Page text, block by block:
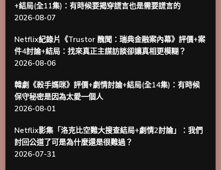
+結局(全11集)：有時候要揭穿謊言也是需要謊言的
2026-08-07
Netflix紀錄片《Trustor 醜聞：瑞典金融案內幕》評價+案
件4討論+結局：找來真正主謀訪談卻讓真相更模糊？
2026-08-06
韓劇《殺手媽咪》評價+劇情討論+結局(全14集)：有時候
保守秘密是因為太愛一個人
2026-08-01
Netflix影集「洛克比空難大搜查結局+劇情2討論」：我們
討回公道了可是為什麼還是很難過？
2026-07-31